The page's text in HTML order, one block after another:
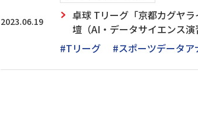
2023.06.19
卓球 Tリーグ「京都カグヤ
壇（AI・データサイエンス演
#Tリーグ
#スポーツデータア